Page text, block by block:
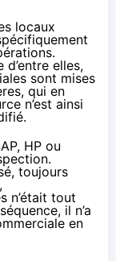
locaux
d’entre elles,
sont mises
qui en
n’est ainsi
HP ou
toujours
n’était tout
il n’a
en